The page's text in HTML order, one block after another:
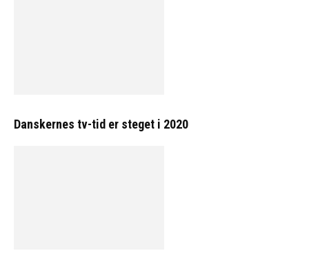
Danskernes tv-tid er steget i 2020